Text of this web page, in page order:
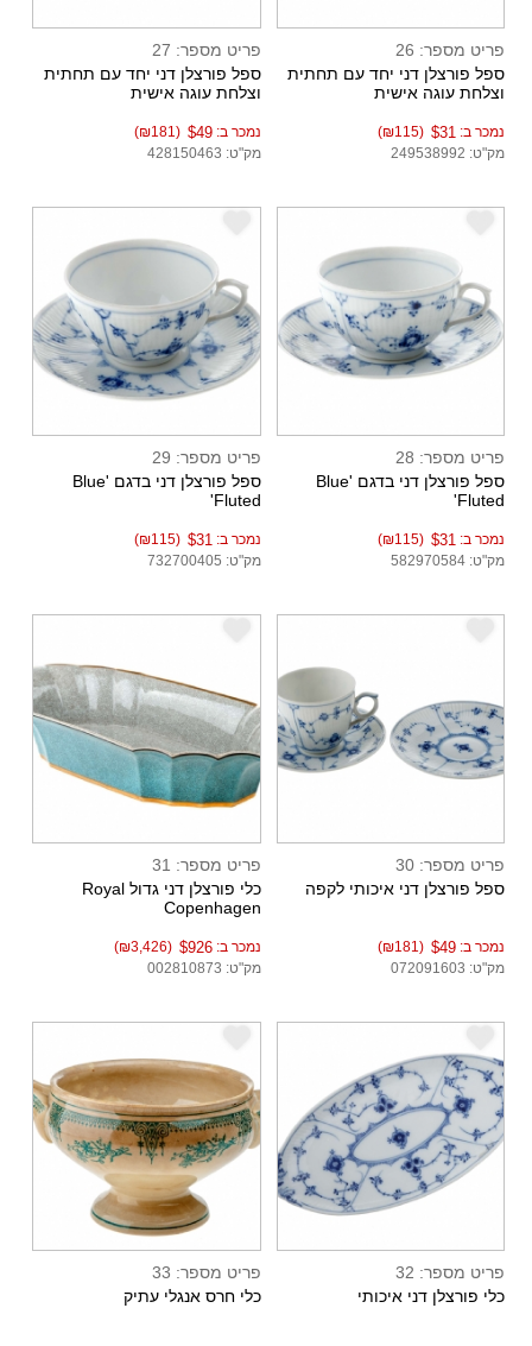
פריט מספר: 26
ספל פורצלן דני יחד עם תחתית
וצלחת עוגה אישית
נמכר ב: $31
(₪115)
מק"ט: 249538992
פריט מספר: 27
ספל פורצלן דני יחד עם תחתית
וצלחת עוגה אישית
נמכר ב:$49
(₪181)
מק"ט: 428150463
פריט מספר: 28
ספל פורצלן דני בדגם 'Blue
Fluted'
נמכר ב: $31
(₪115)
מק"ט: 582970584
פריט מספר: 29
ספל פורצלן דני בדגם 'Blue
Fluted'
נמכר ב: $31
(₪115)
מק"ט: 732700405
פריט מספר: 30
ספל פורצלן דני איכותי לקפה
נמכר ב: $49
(₪181)
מק"ט: 072091603
פריט מספר: 31
כלי פורצלן דני גדול Royal
Copenhagen
נמכר ב:$926
(₪3,426)
מק"ט: 002810873
פריט מספר: 32
כלי פורצלן דני איכותי
פריט מספר: 33
כלי חרס אנגלי עתיק